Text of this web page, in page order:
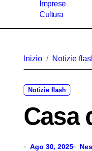
Imprese
Cultura
Inizio Notizie
Notizie flash
Casa
Ago 30, 2025